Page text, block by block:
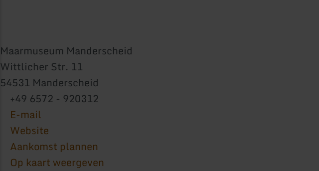
Maarmuseum Manderscheid
Wittlicher Str. 11
54531 Manderscheid
+49 6572 - 920312
E-mail
Website
Aankomst plannen
Op kaart weergeven